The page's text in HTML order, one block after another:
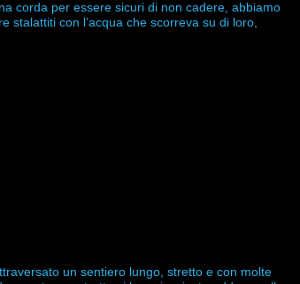
corda per essere sicuri di non cadere, abbiamo
stalattiti con l’acqua che scorreva su di loro,
un sentiero lungo, stretto e con molte